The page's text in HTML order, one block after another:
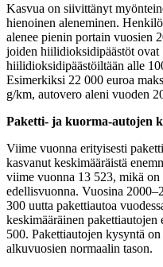
Kasvua on siivittänyt
hienoinen aleneminen.
alenee pienin portain vuosien
joiden hiilidioksidipäästöt ovat
hiilidioksidipäästöiltään alle
Esimerkiksi 22 000 euroa
g/km, autovero aleni vuoden
Paketti- ja kuorma-autojen
Viime vuonna erityisesti
kasvanut keskimääräistä
viime vuonna 13 523, mikä on
edellisvuonna. Vuosina
300 uutta pakettiautoa
keskimääräinen pakettiautojen
500. Pakettiautojen kysyntä
alkuvuosien normaalin tason.